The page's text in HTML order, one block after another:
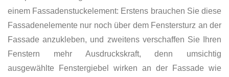
einem Fassadenstuckelement: Erstens brauchen Sie diese
Fassadenelemente nur noch über dem Fenstersturz an der
Fassade anzukleben, und zweitens verschaffen Sie Ihren
Fenstern mehr Ausdruckskraft, denn umsichtig
ausgewählte Fenstergiebel wirken an der Fassade wie